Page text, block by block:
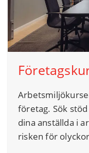
företag. Sök
dina anställda i
risken för